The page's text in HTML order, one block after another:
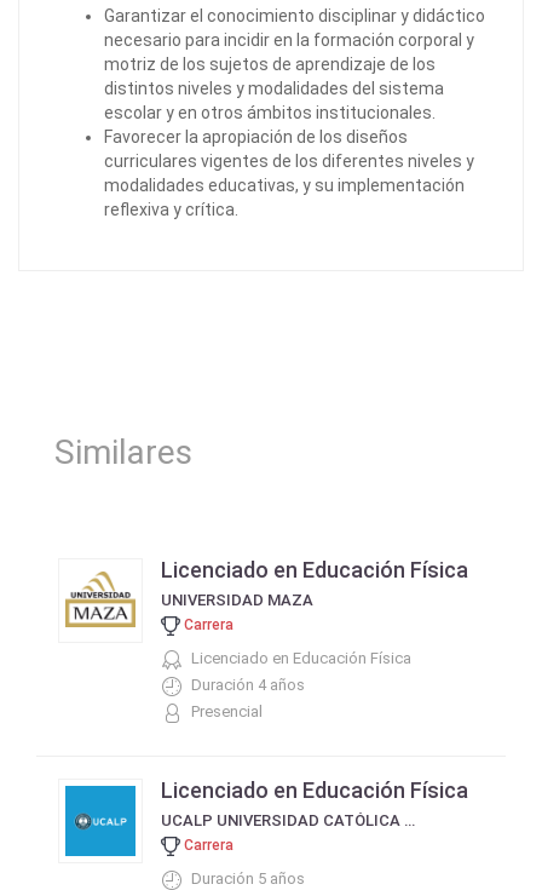
Garantizar el conocimiento disciplinar y didáctico
necesario para incidir en la formación corporal y
motriz de los sujetos de aprendizaje de los
distintos niveles y modalidades del sistema
escolar y en otros ámbitos institucionales.
Favorecer la apropiación de los diseños
curriculares vigentes de los diferentes niveles y
modalidades educativas, y su implementación
reflexiva y crítica.
Similares
Licenciado en Educación Física
UNIVERSIDAD MAZA
Carrera
Licenciado en Educación Física
Duración 4 años
Presencial
Licenciado en Educación Física
UCALP UNIVERSIDAD CATÓLICA DE LA PLATA
Carrera
Duración 5 años